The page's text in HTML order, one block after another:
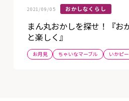
2021/09/05 おかしなくらし
まん丸おかしを探せ！『お
と楽しく』
お月見 ちゃいなマーブル いかピ